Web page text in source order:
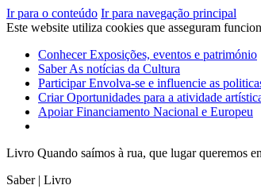
Ir para o conteúdo Ir para navegação principal
Este website utiliza cookies que asseguram
ConhecerExposições, eventos e património
SaberAs notícias da Cultura
ParticiparEnvolva-se e influencie as
CriarOportunidades para a atividade
ApoiarFinanciamento Nacional e Europeu
Livro Quando saímos à rua, que lugar queremos
Saber | Livro